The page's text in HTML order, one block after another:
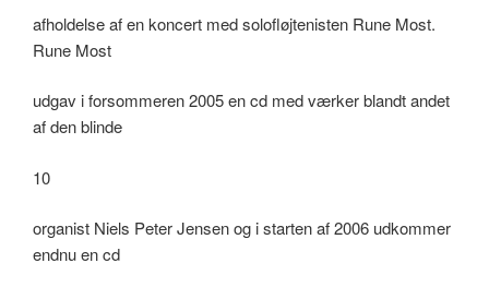
afholdelse af en koncert med solofløjtenisten Rune Most.
Rune Most
udgav i forsommeren 2005 en cd med værker blandt andet
af den blinde
10
organist Niels Peter Jensen og i starten af 2006 udkommer
endnu en cd